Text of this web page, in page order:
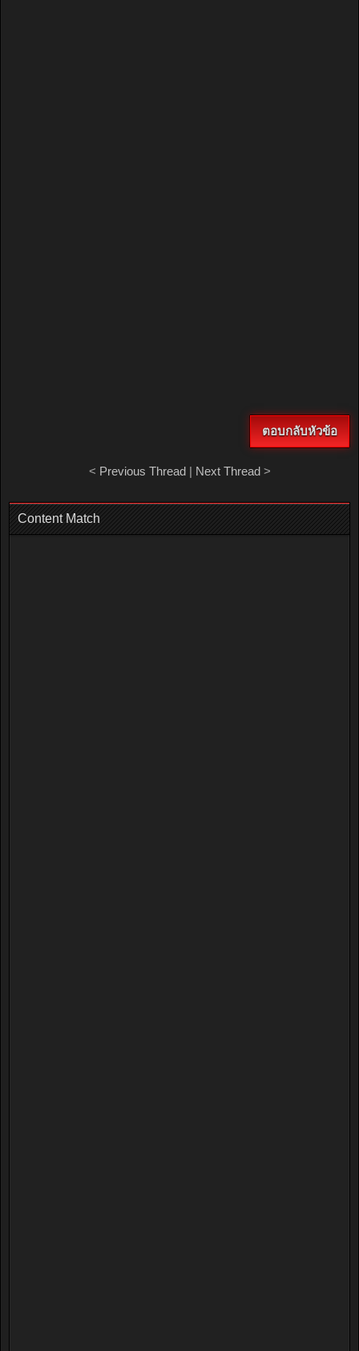
ตอบกลับหัวข้อ
< Previous Thread| Next Thread>
Content Match